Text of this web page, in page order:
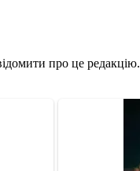
про це редакцію.